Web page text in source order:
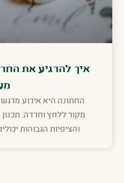
איך להרגיע את
החתונה היא אירוע מרגש
מקור ללחץ וחרדה. תכנון
והציפיות הגבוהות